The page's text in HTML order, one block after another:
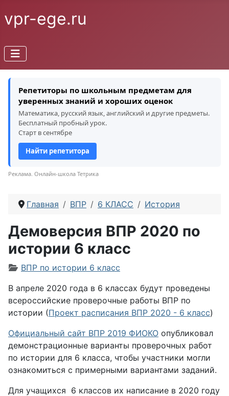
vpr-ege.ru
Репетиторы по школьным предметам для
уверенных знаний и хороших оценок
Математика, русский язык, английский и другие предметы.
Бесплатный пробный урок.
Старт в сентябре
Найти репетитора
Реклама. Онлайн-школа Тетрика
Главная ВПР 6 КЛАСС История
Демоверсия ВПР 2020 по
истории 6 класс
Информация о материале
ВПР по истории 6 класс
В апреле 2020 года в 6 классах будут проведены
всероссийские проверочные работы ВПР по
истории (Проект расписания ВПР 2020 - 6 класс)
Официальный сайт ВПР 2019 ФИОКО опубликовал
демонстрационные варианты проверочных работ
по истории для 6 класса, чтобы участники могли
ознакомиться с примерными вариантами заданий.
Для учащихся 6 классов их написание в 2020 году